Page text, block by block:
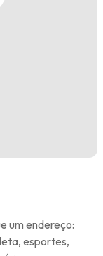
um endereço:
esportes,